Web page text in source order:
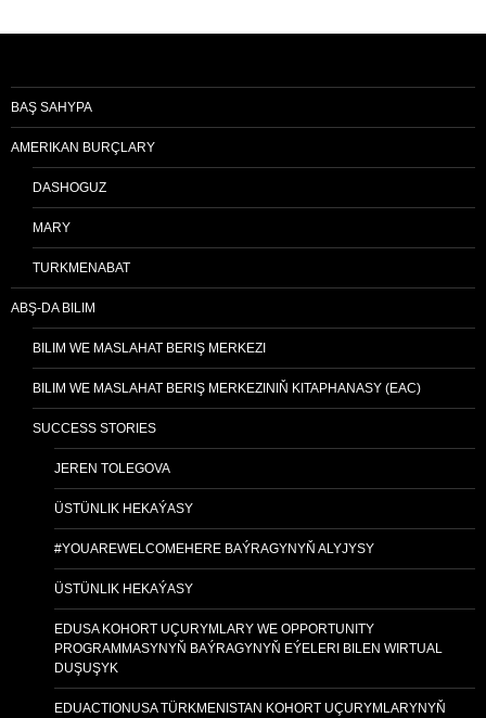
BAŞ SAHYPA
AMERIKAN BURÇLARY
DASHOGUZ
MARY
TURKMENABAT
ABŞ-DA BILIM
BILIM WE MASLAHAT BERIŞ MERKEZI
BILIM WE MASLAHAT BERIŞ MERKEZINIŇ KITAPHANASY (EAC)
SUCCESS STORIES
JEREN TOLEGOVA
ÜSTÜNLIK HEKAÝASY
#YOUAREWELCOMEHERE BAÝRAGYNYŇ ALYJYSY
ÜSTÜNLIK HEKAÝASY
EDUSA KOHORT UÇURYMLARY WE OPPORTUNITY
PROGRAMMASYNYŇ BAÝRAGYNYŇ EÝELERI BILEN WIRTUAL
DUŞUŞYK
EDUACTIONUSA TÜRKMENISTAN KOHORT UÇURYMLARYNYŇ